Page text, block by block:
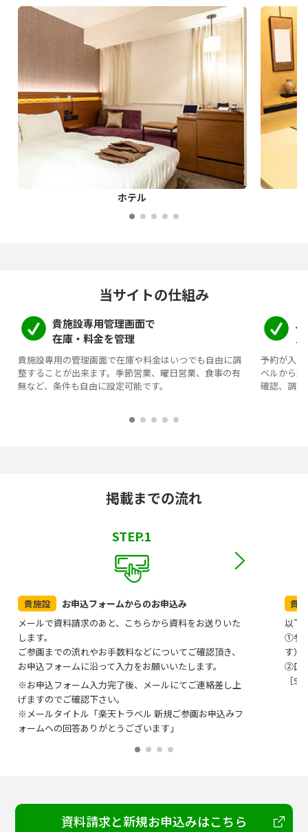
ホテル
当サイトの仕組み
貴施設専用管理画面で
在庫・料金を管理
貴施設専用の管理画面で在庫や料金はいつでも自由に調
整することが出来ます。季節営業、曜日営業、食事の有
無など、条件も自由に設定可能です。
予約が入っ
ベルから
確認、調
掲載までの流れ
STEP.1
貴施設
お申込フォームからのお申込み
メールで資料請求のあと、こちらから資料をお送りいた
します。
ご参画までの流れやお手数料などについてご確認頂き、
お申込フォームに沿って入力をお願いいたします。
※お申込フォーム入力完了後、メールにてご連絡差し上
げますのでご確認下さい。
※メールタイトル「楽天トラベル 新規ご参画お申込みフ
ォームへの回答ありがとうございます」
貴
以下
①参
す）
②口
［
資料請求と新規お申込みはこちら